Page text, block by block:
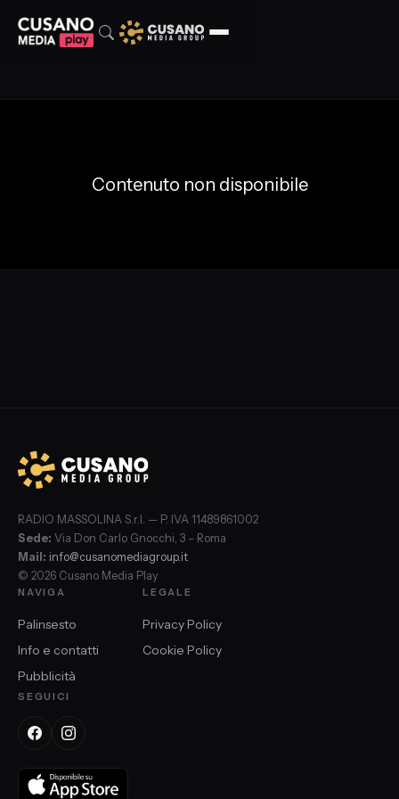
Contenuto non disponibile
RADIO MASSOLINA S.r.l. — P. IVA 11489861002
Sede: Via Don Carlo Gnocchi, 3 – Roma
Mail: info@cusanomediagroup.it
© 2026 Cusano Media Play
NAVIGA
Palinsesto
Info e contatti
Pubblicità
LEGALE
Privacy Policy
Cookie Policy
SEGUICI